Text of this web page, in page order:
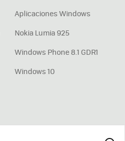
Aplicaciones Windows
Nokia Lumia 925
Windows Phone 8.1 GDR1
Windows 10